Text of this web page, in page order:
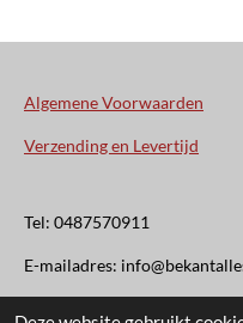
Algemene Voorwaarden
Verzending en Levertijd
Tel: 0487570911
E-mailadres: